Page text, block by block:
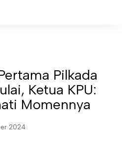
Pilkada
Ketua KPU:
Momennya
2024